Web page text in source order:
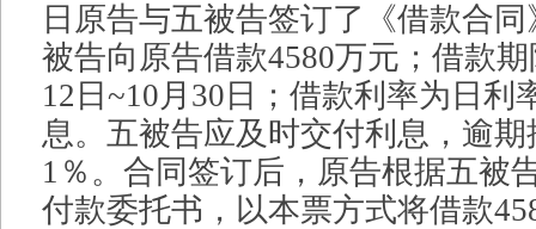
日原告与五被告签订了《借款合
被告向原告借款4580万元；借款
12日~10月30日；借款利率为日
息。五被告应及时交付利息，逾
1％。合同签订后，原告根据五被
付款委托书，以本票方式将借款